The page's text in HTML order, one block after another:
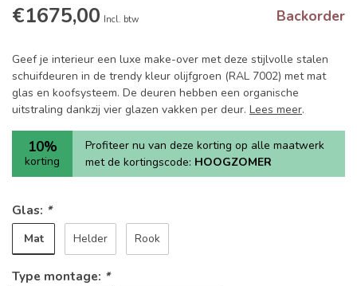
€1675,00 Incl. btw Backorder
Geef je interieur een luxe make-over met deze stijlvolle stalen
schuifdeuren in de trendy kleur olijfgroen (RAL 7002) met mat
glas en koofsysteem. De deuren hebben een organische
uitstraling dankzij vier glazen vakken per deur. Lees meer.
10%
korting
Profiteer nu van deze korting op alle maatwerk
met de kortingscode: HOOGZOMER
Glas: *
Mat Helder Rook
Type montage: *